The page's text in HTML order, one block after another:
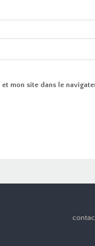
mon site dans le